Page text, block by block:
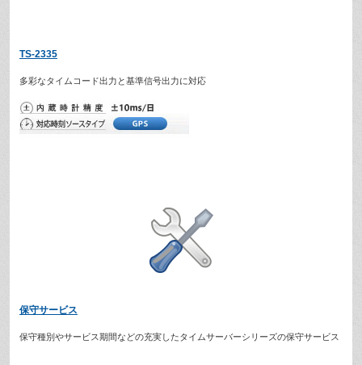
TS-2335
多彩なタイムコード出力と基準信号出力に対応
保守サービス
保守種別やサービス期間などの充実したタイムサーバーシリーズの保守サービス